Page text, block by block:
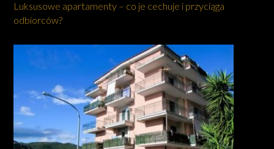
Luksusowe apartamenty – co je cechuje i przyciąga
odbiorców?